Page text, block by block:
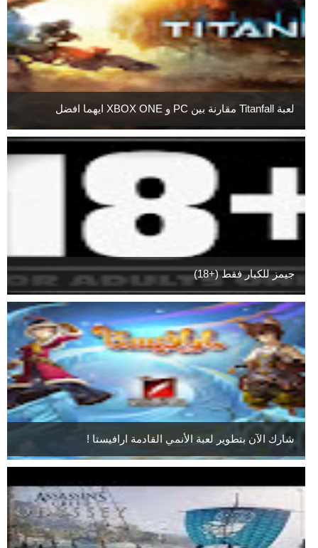
لعبة Titanfall مقارنة بين PC و XBOX ONE ايهما افضل
جيمز للكبار فقط (+18)
شارك الآن بتطوير لعبة الأنمي القادمة ارافيستا !